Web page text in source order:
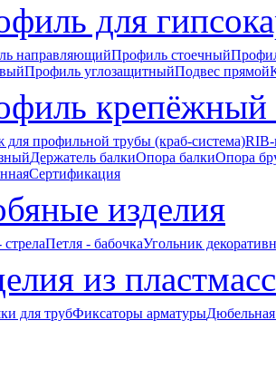
для
направляющийПрофиль стоечный
Профиль углозащитныйПодвес прямой
для профильной трубы (краб-система)
Держатель балкиОпора балкиОпора
Сертификация
изделия
Петля - бабочкаУгольник
из
для трубФиксаторы арматуры